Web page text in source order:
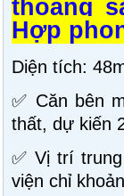
thoáng
Hợp
Diện tích:
✅ Căn bên
thất, dự kiến
✅ Vị trí
viện chỉ